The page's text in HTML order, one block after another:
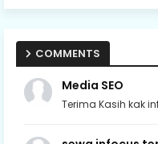
COMMENTS
Media SEO
Terima Kasih kak